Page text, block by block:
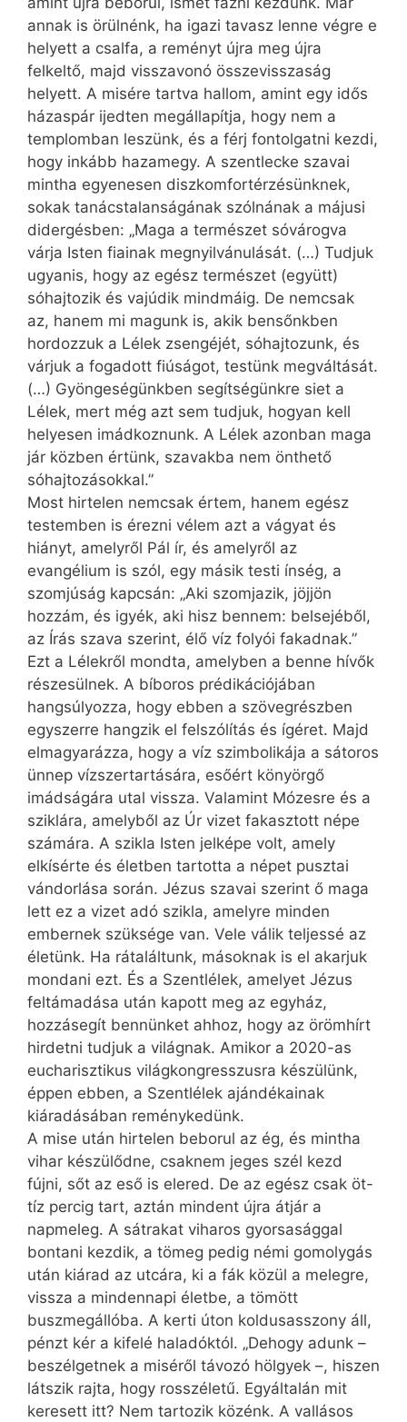
annak is örülnénk, ha igazi tavasz lenne végre e
helyett a csalfa, a reményt újra meg újra
felkeltő, majd visszavonó összevisszaság
helyett. A misére tartva hallom, amint egy idős
házaspár ijedten megállapítja, hogy nem a
templomban leszünk, és a férj fontolgatni kezdi,
hogy inkább hazamegy. A szentlecke szavai
mintha egyenesen diszkomfortérzésünknek,
sokak tanácstalanságának szólnának a májusi
didergésben: „Maga a természet sóvárogva
várja Isten fiainak megnyilvánulását. (…) Tudjuk
ugyanis, hogy az egész természet (együtt)
sóhajtozik és vajúdik mindmáig. De nemcsak
az, hanem mi magunk is, akik bensőnkben
hordozzuk a Lélek zsengéjét, sóhajtozunk, és
várjuk a fogadott fiúságot, testünk megváltását.
(…) Gyöngeségünkben segítségünkre siet a
Lélek, mert még azt sem tudjuk, hogyan kell
helyesen imádkoznunk. A Lélek azonban maga
jár közben értünk, szavakba nem önthető
sóhajtozásokkal.”
Most hirtelen nemcsak értem, hanem egész
testemben is érezni vélem azt a vágyat és
hiányt, amelyről Pál ír, és amelyről az
evangélium is szól, egy másik testi ínség, a
szomjúság kapcsán: „Aki szomjazik, jöjjön
hozzám, és igyék, aki hisz bennem: belsejéből,
az Írás szava szerint, élő víz folyói fakadnak.”
Ezt a Lélekről mondta, amelyben a benne hívők
részesülnek. A bíboros prédikációjában
hangsúlyozza, hogy ebben a szövegrészben
egyszerre hangzik el felszólítás és ígéret. Majd
elmagyarázza, hogy a víz szimbolikája a sátoros
ünnep vízszertartására, esőért könyörgő
imádságára utal vissza. Valamint Mózesre és a
sziklára, amelyből az Úr vizet fakasztott népe
számára. A szikla Isten jelképe volt, amely
elkísérte és életben tartotta a népet pusztai
vándorlása során. Jézus szavai szerint ő maga
lett ez a vizet adó szikla, amelyre minden
embernek szüksége van. Vele válik teljessé az
életünk. Ha rátaláltunk, másoknak is el akarjuk
mondani ezt. És a Szentlélek, amelyet Jézus
feltámadása után kapott meg az egyház,
hozzásegít bennünket ahhoz, hogy az örömhírt
hirdetni tudjuk a világnak. Amikor a 2020-as
eucharisztikus világkongresszusra készülünk,
éppen ebben, a Szentlélek ajándékainak
kiáradásában reménykedünk.
A mise után hirtelen beborul az ég, és mintha
vihar készülődne, csaknem jeges szél kezd
fújni, sőt az eső is elered. De az egész csak öt-
tíz percig tart, aztán mindent újra átjár a
napmeleg. A sátrakat viharos gyorsasággal
bontani kezdik, a tömeg pedig némi gomolygás
után kiárad az utcára, ki a fák közül a melegre,
vissza a mindennapi életbe, a tömött
buszmegállóba. A kerti úton koldusasszony áll,
pénzt kér a kifelé haladóktól. „Dehogy adunk –
beszélgetnek a miséről távozó hölgyek –, hiszen
látszik rajta, hogy rosszéletű. Egyáltalán mit
keresett itt? Nem tartozik közénk. A vallásos